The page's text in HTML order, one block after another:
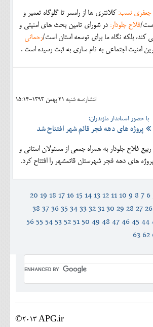
جعفری نسب: كلانتري ها از رامسر تا گلوگاه تعمير و
فلاح جلودار: در شوراي تامين بحث هاي امنيتي و
كند، بلكه نگاه ما براي توسعه استان است/رحمانی
امنيت اجتماعي به نام ساري به ثبت رسيده است .
انتشار:سه شنبه 21 بهمن 1393-15:14
با حضور استاندار مازندران؛
پروژه های دهه فجر قائم شهر افتتاح شد
ربیع فلاح جلودار به همراه جمعی از مسئولان استانی و
های دهه فجر شهرستان قائمشهر را افتتاح کرد.
6
7
8
9
10
11
12
13
14
15
16
17
18
19
20
26
27
28
29
30
31
32
33
34
35
36
37
38
44
45
46
47
48
49
50
51
52
53
54
55
56
62
63
©2013 APG.ir